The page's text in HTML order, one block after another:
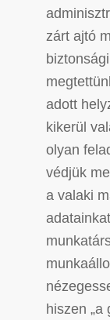
zárt ajtó
adott
kikerül
olyan
védjük
a valaki
hiszen „a